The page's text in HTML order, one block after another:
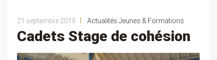
21 septembre 2019 Actualités Jeunes & Formations
Cadets Stage de cohésion